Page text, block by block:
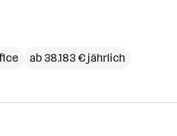
ab 38.183 € jährlich